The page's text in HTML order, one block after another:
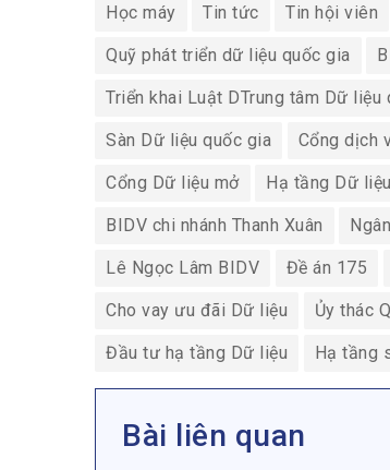
Học máy Tin tức Tin hội viên
Quỹ phát triển dữ liệu quốc gia
Triển khai Luật DTrung tâm Dữ liệu
Sàn Dữ liệu quốc gia Cổng dịch
Cổng Dữ liệu mở Hạ tầng Dữ
BIDV chi nhánh Thanh Xuân
Lê Ngọc Lâm BIDV Đề án 175
Cho vay ưu đãi Dữ liệu Ủy thác
Đầu tư hạ tầng Dữ liệu Hạ tầng
Bài liên quan